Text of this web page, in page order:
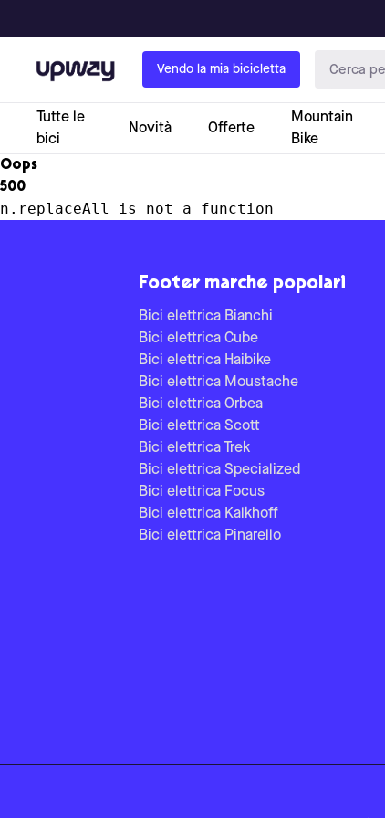
Upway Vendo la mia bicicletta
Tutte le
bici
Novità Offerte
Mountain
Bike
Oops
500
n.replaceAll is not a function
Footer marche popolari
Bici elettrica Bianchi
Bici elettrica Cube
Bici elettrica Haibike
Bici elettrica Moustache
Bici elettrica Orbea
Bici elettrica Scott
Bici elettrica Trek
Bici elettrica Specialized
Bici elettrica Focus
Bici elettrica Kalkhoff
Bici elettrica Pinarello